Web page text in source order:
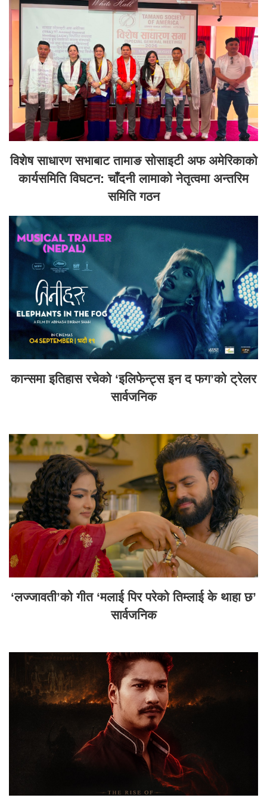
विशेष साधारण सभाबाट तामाङ सोसाइटी अफ अमेरिकाको
कार्यसमिति विघटन: चाँदनी लामाको नेतृत्वमा अन्तरिम
समिति गठन
कान्समा इतिहास रचेको ‘इलिफेन्ट्स इन द फग’को ट्रेलर
सार्वजनिक
‘लज्जावती’को गीत ‘मलाई पिर परेको तिम्लाई के थाहा छ’
सार्वजनिक